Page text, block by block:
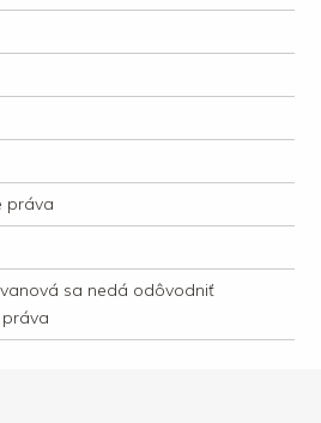
práva
sa nedá odôvodniť